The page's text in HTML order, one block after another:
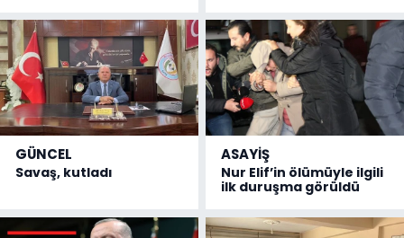
GÜNCEL
Savaş, kutladı
ASAYİŞ
Nur Elif’in ölümüyle ilgili
ilk duruşma görüldü